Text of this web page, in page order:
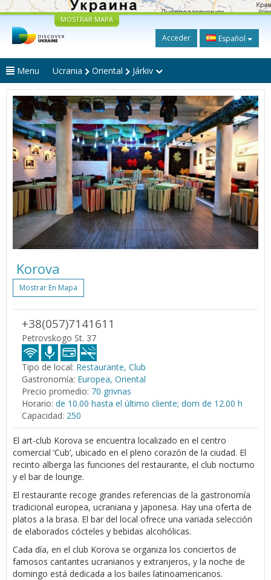
MOSTRAR MAPA
Acceder Español
Menu Ucrania Oriental Járkiv
Korova
Mostrar En Mapa
+38(057)7141611
Petrovskogo St. 37
Tipo de local: Restaurante, Club
Gastronomía: Europea, Oriental
Precio promedio: 70 grivnas
Horario: de 10.00 hasta el último cliente; dom de 12.00 h
Capacidad: 250
El art-club Korova se encuentra localizado en el centro
comercial ‘Cub’, ubicado en el pleno corazón de la ciudad. El
recinto alberga las funciones del restaurante, el club nocturno
y el bar de lounge.
El restaurante recoge grandes referencias de la gastronomía
tradicional europea, ucraniana y japonesa. Hay una oferta de
platos a la brasa. El bar del local ofrece una variada selección
de elaborados cócteles y bebidas alcohólicas.
Cada día, en el club Korova se organiza los conciertos de
famosos cantantes ucranianos y extranjeros, y la noche de
domingo está dedicada a los bailes latinoamericanos.